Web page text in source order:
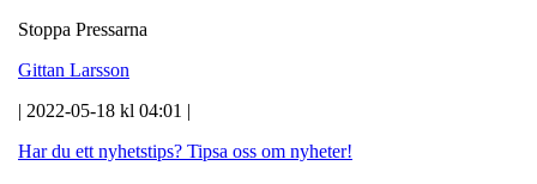
Stoppa Pressarna
Gittan Larsson
| 2022-05-18 kl 04:01 |
Har du ett nyhetstips? Tipsa oss om nyheter!